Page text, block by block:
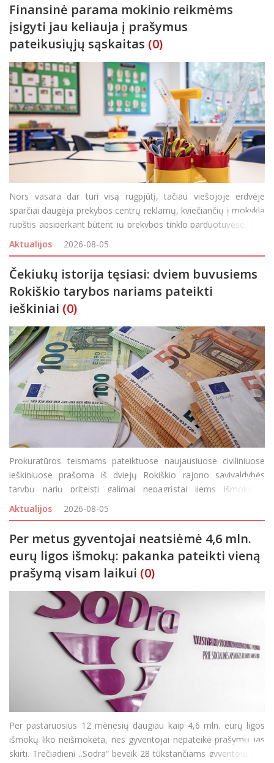
Finansinė parama mokinio reikmėms
įsigyti jau keliauja į prašymus
pateikusiųjų sąskaitas (0)
Nors vasara dar turi visą rugpjūtį, tačiau viešojoje erdvėje
sparčiai daugėja prekybos centrų reklamų, kviečiančių į mokyklą
ruoštis apsiperkant būtent jų prekybos tinklo parduotuvėse. Tad
nori, nenori vaikai ir tėveliai ima galvoti ir skaičiuoti, ko ir kiek
reikės įsigyti, kad rugsėjo
Aktualijos 2026-08-05
Čekiukų istorija tęsiasi: dviem buvusiems
Rokiškio tarybos nariams pateikti
ieškiniai (0)
Prokuratūros teismams pateiktuose naujausiuose civiliniuose
ieškiniuose prašoma iš dviejų Rokiškio rajono savivaldybės
tarybų narių priteisti galimai nepagrįstai jiems išmokėtas
išmokas. Panevėžio apygardos prokuratūros prokuroras,
atliekantis vi
Aktualijos 2026-08-05
Per metus gyventojai neatsiėmė 4,6 mln.
eurų ligos išmokų: pakanka pateikti vieną
prašymą visam laikui (0)
Per pastaruosius 12 mėnesių daugiau kaip 4,6 mln. eurų ligos
išmokų liko neišmokėta, nes gyventojai nepateikė prašymų jas
skirti. Trečiadienį „Sodra“ beveik 28 tūkstančiams gyventojų į jų